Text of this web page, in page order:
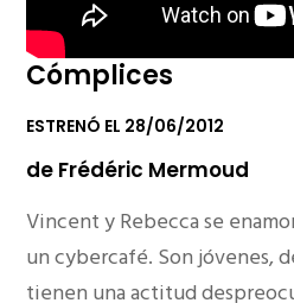
Cómplices
ESTRENÓ EL 28/06/2012
de Frédéric Mermoud
Vincent y Rebecca se
un cybercafé. Son jóvenes,
tienen una actitud